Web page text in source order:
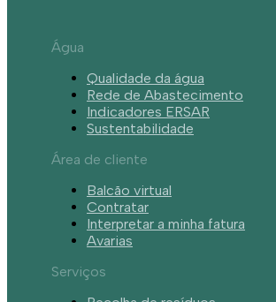
Água
Qualidade da água
Rede de Abastecimento
Indicadores ERSAR
Sustentabilidade
Área de cliente
Balcão virtual
Contratar
Interpretar a minha fatura
Avarias
Serviços